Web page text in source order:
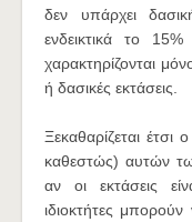
δεν υπάρχει
ενδεικτικά το
χαρακτηρίζονται
ή δασικές εκτάσεις.
Ξεκαθαρίζεται έτσι
καθεστώς) αυτών
αν οι εκτάσεις
ιδιοκτήτες